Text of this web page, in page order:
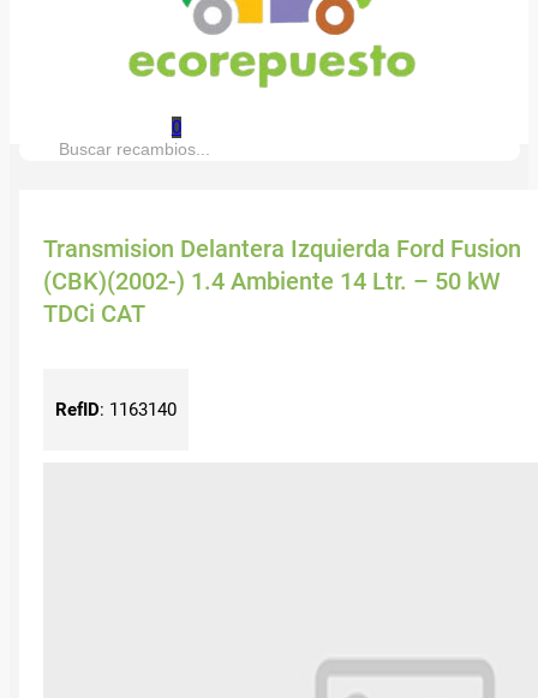
0
Buscar:
Transmision Delantera Izquierda Ford Fusion
(CBK)(2002-) 1.4 Ambiente 14 Ltr. – 50 kW
TDCi CAT
RefID: 1163140